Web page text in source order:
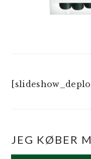
JEG KØBER